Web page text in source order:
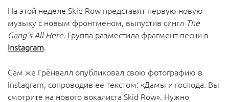
На этой неделе Skid Row представят первую новую
музыку с новым фронтменом, выпустив сингл The
Gang's All Here. Группа разместила фрагмент песни в
Instagram.
Сам же Грёнвалл опубликовал свою фотографию в
Instagram, сопроводив ее текстом: «Дамы и господа. Вы
смотрите на нового вокалиста Skid Row». Нужно